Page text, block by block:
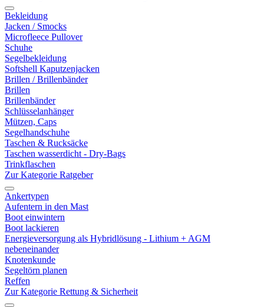
Bekleidung
Jacken / Smocks
Microfleece Pullover
Schuhe
Segelbekleidung
Softshell Kaputzenjacken
Brillen / Brillenbänder
Brillen
Brillenbänder
Schlüsselanhänger
Mützen, Caps
Segelhandschuhe
Taschen & Rucksäcke
Taschen wasserdicht - Dry-Bags
Trinkflaschen
Zur Kategorie Ratgeber
Ankertypen
Aufentern in den Mast
Boot einwintern
Boot lackieren
Energieversorgung als Hybridlösung - Lithium + AGM
nebeneinander
Knotenkunde
Segeltörn planen
Reffen
Zur Kategorie Rettung & Sicherheit